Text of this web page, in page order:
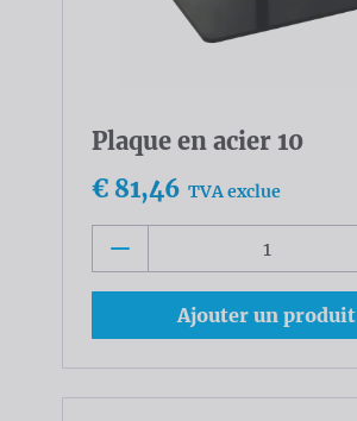
Plaque en acier 10
€ 81,46 TVA exclue
Ajouter un produit